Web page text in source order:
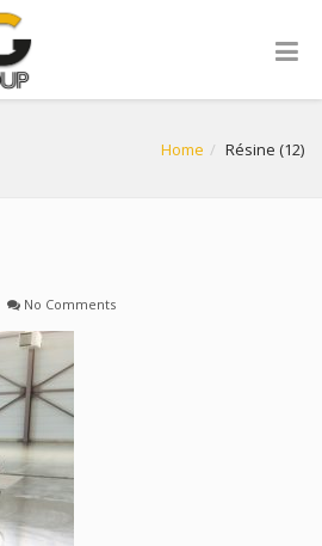
Home Résine (12)
No Comments